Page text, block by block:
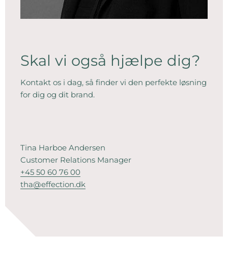
Skal vi også hjælpe dig?
Kontakt os i dag, så finder vi den perfekte løsning
for dig og dit brand.
Tina Harboe Andersen
Customer Relations Manager
+45 50 60 76 00
tha@effection.dk